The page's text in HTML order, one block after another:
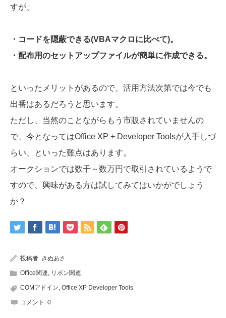
すが、
・コードを隠蔽できる(VBAマクロに比べて)。
・配布用のセットアップファイルが簡単に作成できる。
といったメリットがあるので、活用方法次第では今でも
出番はあるだろうと思います。
ただし、当然のことながらもう市販されていませんの
で、今となってはOffice XP + Developer Toolsが入手しづ
らい、といった難点はあります。
オークションでは数千～数万円で取引されているようで
すので、興味がある方は試してみてはいかがでしょう
か？
投稿者: きぬあさ
Office関連, リボン関連
COMアドイン, Office XP Developer Tools
コメント: 0